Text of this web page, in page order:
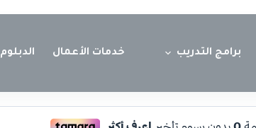
برامج التدريب خدمات الأعمال الدبلوم